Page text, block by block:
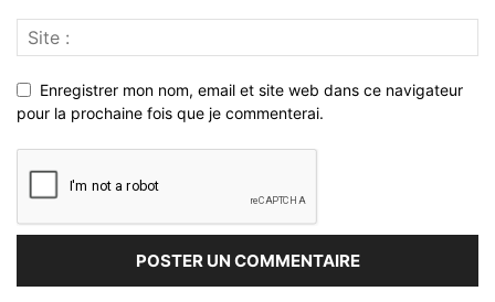
Enregistrer mon nom, email et site web dans ce navigateur
pour la prochaine fois que je commenterai.